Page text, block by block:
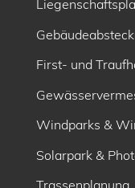
First- und
Windparks &
Solarpark &